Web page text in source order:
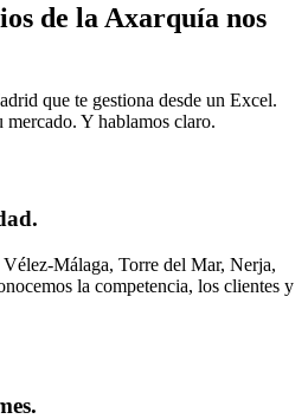
de la Axarquía nos
que te gestiona desde un Excel.
Y hablamos claro.
Málaga, Torre del Mar, Nerja,
la competencia, los clientes y